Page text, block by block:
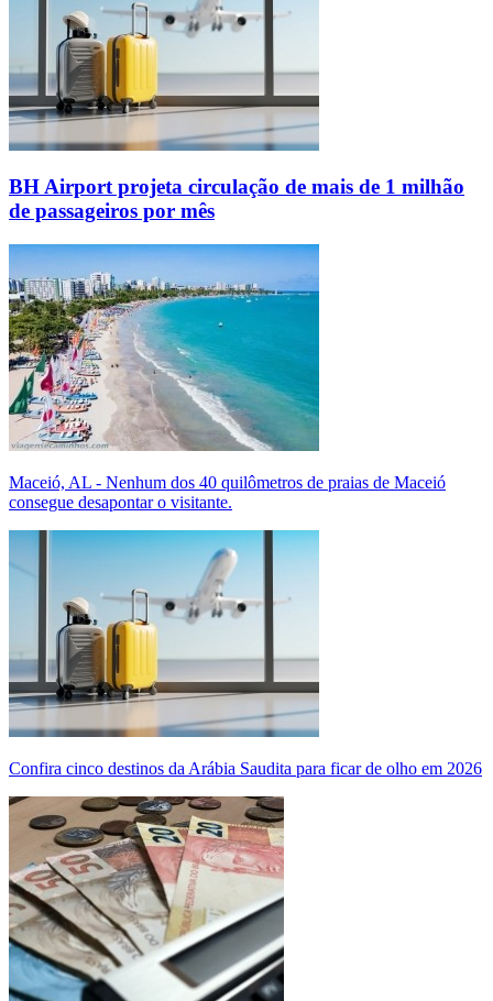
BH Airport projeta circulação de mais de 1 milhão
de passageiros por mês
Maceió, AL - Nenhum dos 40 quilômetros de praias de Maceió
consegue desapontar o visitante.
Confira cinco destinos da Arábia Saudita para ficar de olho em 2026